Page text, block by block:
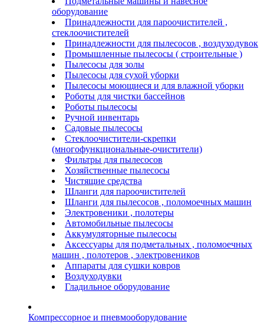
оборудование
Принадлежности для пароочистителей ,
стеклоочистителей
Принадлежности для пылесосов , воздуходувок
Промышленные пылесосы ( строительные )
Пылесосы для золы
Пылесосы для сухой уборки
Пылесосы моющиеся и для влажной уборки
Роботы для чистки бассейнов
Роботы пылесосы
Ручной инвентарь
Садовые пылесосы
Стеклоочистители-скрепки
(многофункциональные-очистители)
Фильтры для пылесосов
Хозяйственные пылесосы
Чистящие средства
Шланги для пароочистителей
Шланги для пылесосов , поломоечных машин
Электровеники , полотеры
Автомобильные пылесосы
Аккумуляторные пылесосы
Аксессуары для подметальных , поломоечных
машин , полотеров , электровеников
Аппараты для сушки ковров
Воздуходувки
Гладильное оборудование
Компрессорное и пневмооборудование